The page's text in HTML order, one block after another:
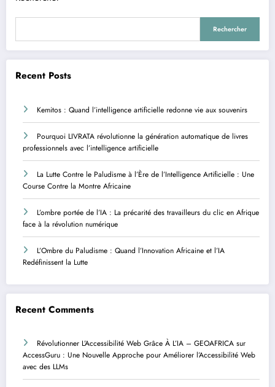
Rechercher
Recent Posts
Kemitos : Quand l’intelligence artificielle redonne vie aux souvenirs
Pourquoi LIVRATA révolutionne la génération automatique de livres
professionnels avec l’intelligence artificielle
La Lutte Contre le Paludisme à l’Ère de l’Intelligence Artificielle : Une
Course Contre la Montre Africaine
L’ombre portée de l’IA : La précarité des travailleurs du clic en Afrique
face à la révolution numérique
L’Ombre du Paludisme : Quand l’Innovation Africaine et l’IA
Redéfinissent la Lutte
Recent Comments
Révolutionner L’Accessibilité Web Grâce À L’IA – GEOAFRICA sur
AccessGuru : Une Nouvelle Approche pour Améliorer l’Accessibilité Web
avec des LLMs